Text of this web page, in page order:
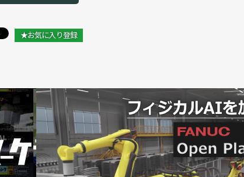
や部品倉庫を開設／ユニバーサルロボット
ションが一堂に／ユニバーサルロボット
＋に認証／ユニバーサルロボット
ラムを開始／ユニバーサルロボット
ボットの普及はまだまだ“初期段階”／ユニバーサ
★お気に入り登録